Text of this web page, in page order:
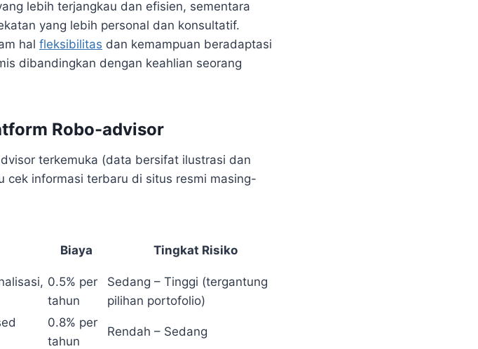
lebih terjangkau dan efisien, sementara
yang lebih personal dan konsultatif.
hal fleksibilitas dan kemampuan beradaptasi
dibandingkan dengan keahlian seorang
Robo-advisor
terkemuka (data bersifat ilustrasi dan
informasi terbaru di situs resmi masing-
Biaya Tingkat Risiko
0.5% per
tahun
Sedang – Tinggi (tergantung
pilihan portofolio)
0.8% per
tahun
Rendah – Sedang